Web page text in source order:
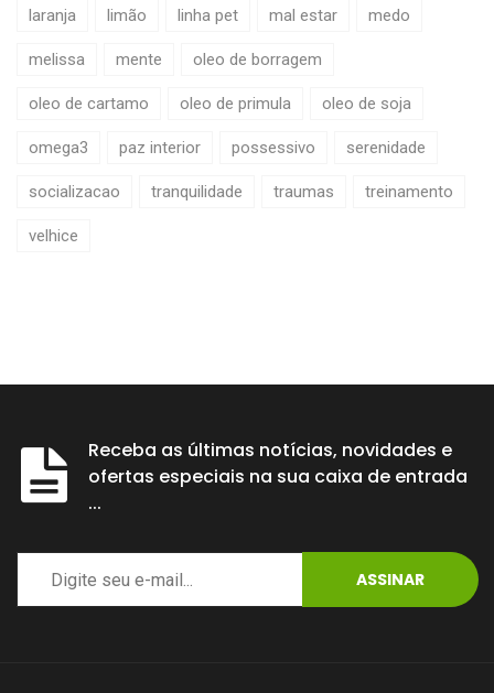
laranja limão linha pet mal estar medo
melissa mente oleo de borragem
oleo de cartamo oleo de primula oleo de soja
omega3 paz interior possessivo serenidade
socializacao tranquilidade traumas treinamento
velhice
Receba as últimas notícias, novidades e
ofertas especiais na sua caixa de entrada
...
ASSINAR